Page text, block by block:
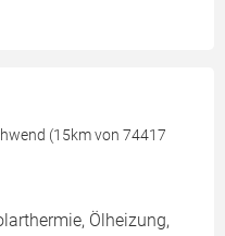
(15km von 74417
Ölheizung,